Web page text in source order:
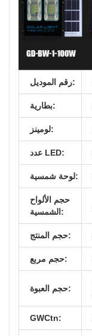
رقم الموديل:
بطارية:
لومينز:
عدد LED:
لوحة شمسية:
حجم الألواح
الشمسية:
حجم المنتج:
حجم مربع:
حجم العبوة:
GWCtn: